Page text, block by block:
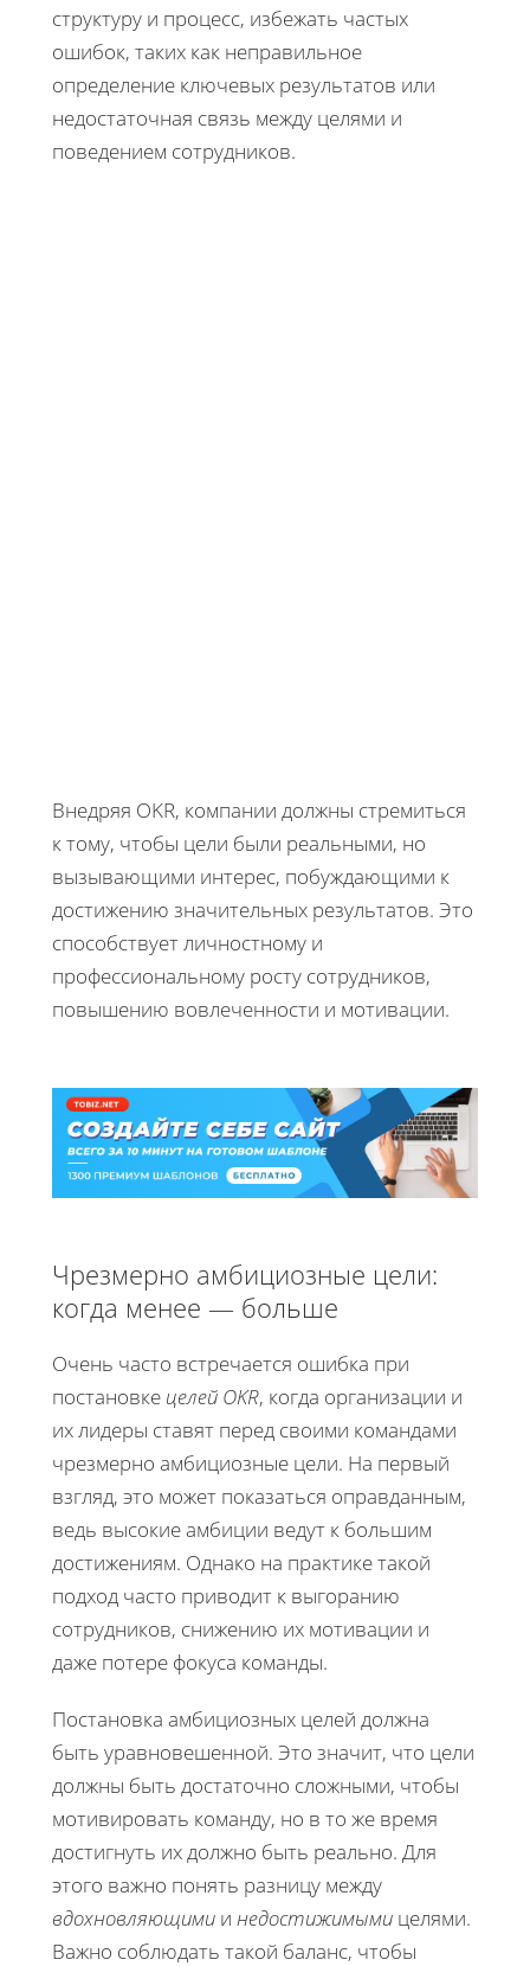
структуру и процесс, избежать частых
ошибок, таких как неправильное
определение ключевых результатов или
недостаточная связь между целями и
поведением сотрудников.
Внедряя OKR, компании должны стремиться
к тому, чтобы цели были реальными, но
вызывающими интерес, побуждающими к
достижению значительных результатов. Это
способствует личностному и
профессиональному росту сотрудников,
повышению вовлеченности и мотивации.
Чрезмерно амбициозные цели:
когда менее — больше
Очень часто встречается ошибка при
постановке целей OKR, когда организации и
их лидеры ставят перед своими командами
чрезмерно амбициозные цели. На первый
взгляд, это может показаться оправданным,
ведь высокие амбиции ведут к большим
достижениям. Однако на практике такой
подход часто приводит к выгоранию
сотрудников, снижению их мотивации и
даже потере фокуса команды.
Постановка амбициозных целей должна
быть уравновешенной. Это значит, что цели
должны быть достаточно сложными, чтобы
мотивировать команду, но в то же время
достигнуть их должно быть реально. Для
этого важно понять разницу между
вдохновляющими и недостижимыми целями.
Важно соблюдать такой баланс, чтобы